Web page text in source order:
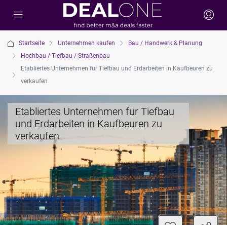
Startseite Unternehmen kaufen
Bau / Handwerk & Planung
Hochbau / Tiefbau / Straßenbau
Etabliertes Unternehmen für Tiefbau und Erdarbeiten in Kaufbeuren zu
verkaufen
Etabliertes Unternehmen für Tiefbau
und Erdarbeiten in Kaufbeuren zu
verkaufen